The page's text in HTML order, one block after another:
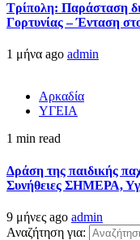
Τρίπολη: Παράσταση
Γορτυνίας – Ένταση
1 μήνα ago admin
Αρκαδία
ΥΓΕΙΑ
1 min read
Δράση της παιδικής
Συνήθειες ΣΗΜΕΡΑ,
9 μήνες ago admin
Αναζήτηση για: